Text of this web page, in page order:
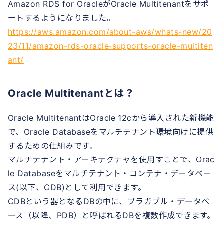
Amazon RDS for OracleがOracle Multitenantをサポ
ートするようになりました。
https://aws.amazon.com/about-aws/whats-new/20
23/11/amazon-rds-oracle-supports-oracle-multiten
ant/
Oracle Multitenantとは？
Oracle MultitenantはOracle 12cから導入された新機能
で、Oracle Databaseをマルチテナント環境向けに提供
するための仕組みです。
マルチテナント・アーキテクチャを使用すことで、Orac
le Databaseをマルチテナント・コンテナ・データベー
ス(以下、CDB)として利用できます。
CDBという器となるDBの中に、プラガブル・データベ
ース（以降、PDB）と呼ばれるDBを複数作成できます。